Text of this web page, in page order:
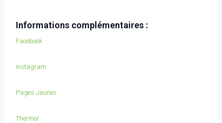
Informations complémentaires :
Facebook
Instagram
Pages Jaunes
Thermor